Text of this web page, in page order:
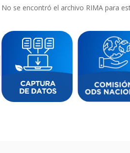
No se encontró el archivo RIMA para